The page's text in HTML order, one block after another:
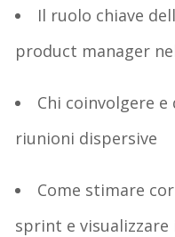
Il ruolo chiave
product manager
Chi coinvolgere e
riunioni dispersive
Come stimare
sprint e